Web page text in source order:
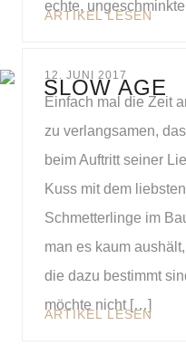
echte,
ARTIKEL LESEN
12. JUNI 2017
SLOW AGE
Einfach mal die Zeit
zu verlangsamen,
beim Auftritt seiner
Kuss mit dem
Schmetterlinge im
man es kaum
die dazu bestimmt
möchte nicht […]
ARTIKEL LESEN